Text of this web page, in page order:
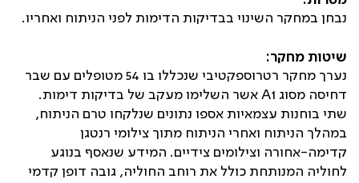
נבחן במחקר השינוי בבדיקות הדימות לפני הניתוח ואחריו.
שיטות מחקר:
נערך מחקר רטרוספקטיבי שנכללו בו 54 מטופלים עם שבר
דחיסה מסוג A1 אשר השלימו מעקב של בדיקות דימות.
שתי בוחנות עצמאיות אספו נתונים שנלקחו טרם הניתוח,
במהלך הניתוח ואחרי הניתוח מתוך צילומי רנטגן
קדימה-אחורה וצילומים צידיים. המידע שנאסף בנוגע
לחוליה המנותחת כולל את רוחב החוליה, גובה דופן קדמי